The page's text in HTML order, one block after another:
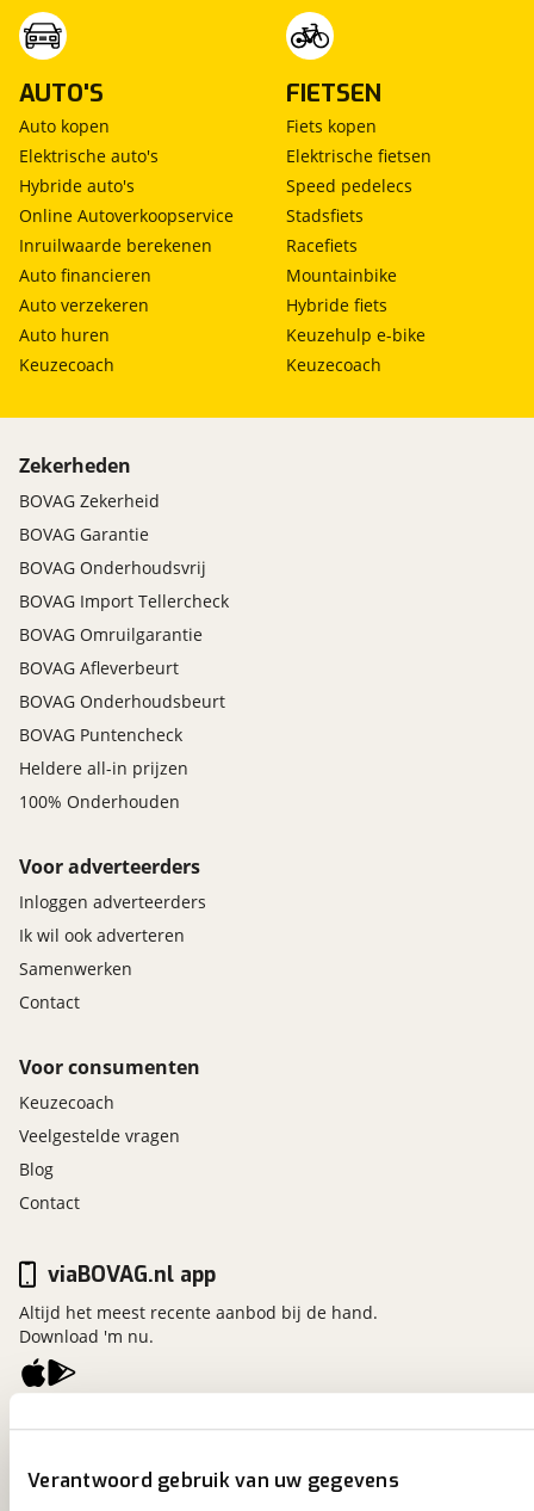
Verantwoord gebruik van uw gegevens
AUTO'S
Auto kopen
Elektrische auto's
Hybride auto's
Online Autoverkoopservice
Inruilwaarde berekenen
Auto financieren
Auto verzekeren
Auto huren
Keuzecoach
FIETSEN
Fiets kopen
Elektrische fietsen
Speed pedelecs
Stadsfiets
Racefiets
Mountainbike
Hybride fiets
Keuzehulp e-bike
Keuzecoach
Zekerheden
BOVAG Zekerheid
BOVAG Garantie
BOVAG Onderhoudsvrij
BOVAG Import Tellercheck
BOVAG Omruilgarantie
BOVAG Afleverbeurt
BOVAG Onderhoudsbeurt
BOVAG Puntencheck
Heldere all-in prijzen
100% Onderhouden
Voor adverteerders
Inloggen adverteerders
Ik wil ook adverteren
Samenwerken
Contact
Voor consumenten
Keuzecoach
Veelgestelde vragen
Blog
Contact
viaBOVAG.nl
3981 AJ Bunnik
viaBOVAG.nl app
Altijd het meest recente aanbod bij de hand.
Download 'm nu.